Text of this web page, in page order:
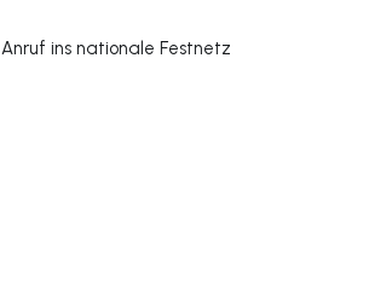
Anruf ins nationale Festnetz